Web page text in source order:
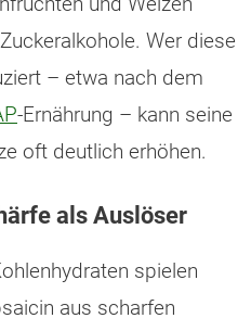
Wer diese
– etwa nach dem
-Ernährung – kann seine
oft deutlich erhöhen.
als Auslöser
spielen
aus scharfen